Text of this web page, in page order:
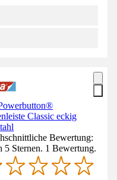
Classic eckig
Bewertung:
5 Sternen. 1 Bewertung.